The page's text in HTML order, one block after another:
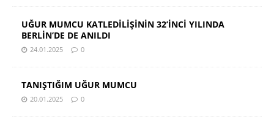
UĞUR MUMCU KATLEDİLİŞİNİN 32’İNCİ YILINDA
BERLİN’DE DE ANILDI
24.01.2025 0
TANIŞTIĞIM UĞUR MUMCU
20.01.2025 0